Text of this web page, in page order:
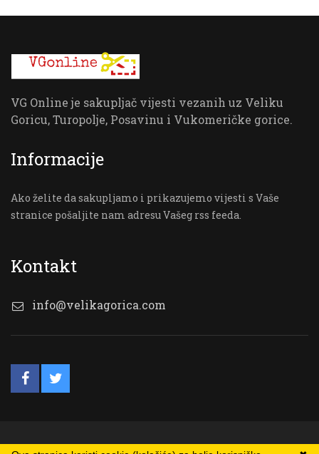
VG Online je sakupljač vijesti vezanih uz Veliku
Goricu, Turopolje, Posavinu i Vukomeričke gorice.
Informacije
Ako želite da sakupljamo i prikazujemo vijesti s Vaše
stranice pošaljite nam adresu Vašeg rss feeda.
Kontakt
info@velikagorica.com
© VG Online